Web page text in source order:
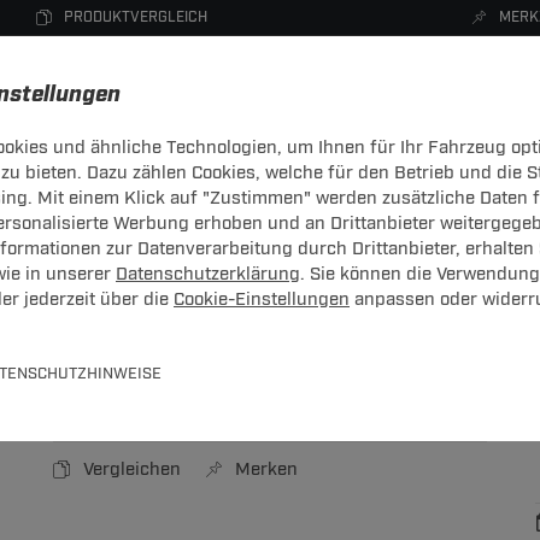
und ähnliche Technologien, um Ihnen für Ihr Fahrzeug
bieten. Dazu zählen Cookies, welche für den Betrieb und die
Mit einem Klick auf "Zustimmen" werden zusätzliche Daten
Werbung erhoben und an Drittanbieter
zur Datenverarbeitung durch Drittanbieter, erhalten
in unserer Datenschutzerklärung. Sie können die
jederzeit über die Cookie-Einstellungen anpassen oder
PRODUKTVERGLEICH
DACHBOXEN FAHRRADTRÄGER ZUBEHÖR
o. Rad
Vergleichen Merken